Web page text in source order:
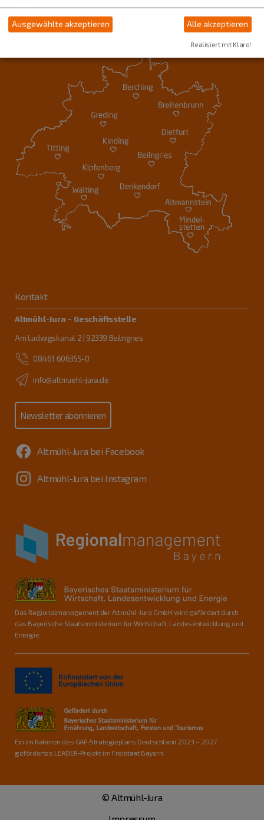
Kontakt
Altmühl-Jura – Geschäftsstelle
Am Ludwigskanal 2 | 92339 Beilngries
08461 606355-0
info@altmuehl-jura.de
Newsletter abonnieren
Altmühl-Jura bei Facebook
Altmühl-Jura bei Instagram
Das Regionalmanagement der Altmühl-Jura GmbH wird gefördert durch
das Bayerische Staatsministerium für Wirtschaft, Landesentwicklung und
Energie.
Ein im Rahmen des GAP-Strategieplans Deutschland 2023 – 2027
gefördertes LEADER-Projekt im Freistaat Bayern.
© Altmühl-Jura
Ausgewählte akzeptieren Alle akzeptieren
Realisiert mit Klaro!